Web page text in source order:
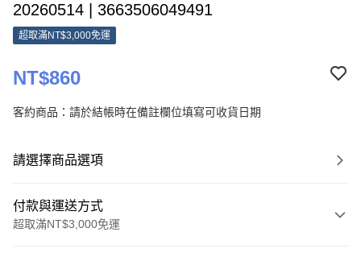
20260514 | 3663506049491
超取滿NT$3,000免運
NT$860
客約商品：請於結帳時在備註欄位填寫可收貨日期
請選擇商品選項
付款與運送方式
超取滿NT$3,000免運